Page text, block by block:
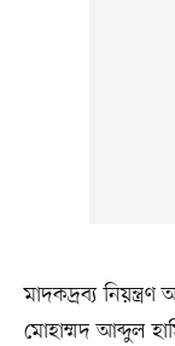
মাদকদ্রব্য
মোহাম্মদ আব্দুল